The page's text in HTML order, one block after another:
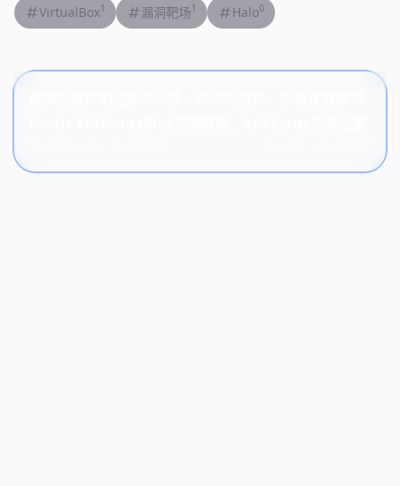
VirtualBox1 漏洞靶场1 Halo0